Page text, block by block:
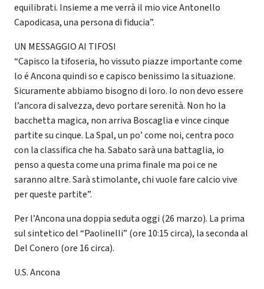
equilibrati. Insieme a me verrà il mio vice Antonello
Capodicasa, una persona di fiducia”.
UN MESSAGGIO AI TIFOSI
“Capisco la tifoseria, ho vissuto piazze importante come
lo é Ancona quindi so e capisco benissimo la situazione.
Sicuramente abbiamo bisogno di loro. Io non devo essere
l’ancora di salvezza, devo portare serenità. Non ho la
bacchetta magica, non arriva Boscaglia e vince cinque
partite su cinque. La Spal, un po’ come noi, centra poco
con la classifica che ha. Sabato sarà una battaglia, io
penso a questa come una prima finale ma poi ce ne
saranno altre. Sarà stimolante, chi vuole fare calcio vive
per queste partite”.
Per l’Ancona una doppia seduta oggi (26 marzo). La prima
sul sintetico del “Paolinelli” (ore 10:15 circa), la seconda al
Del Conero (ore 16 circa).
U.S. Ancona